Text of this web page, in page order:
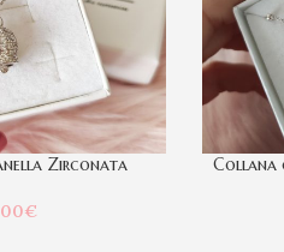
Zirconata
€
Collana